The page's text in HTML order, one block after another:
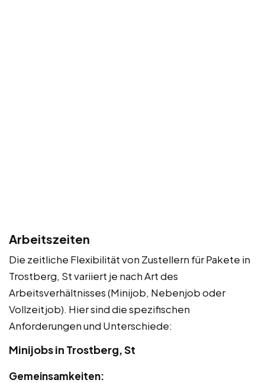
Arbeitszeiten
Die zeitliche Flexibilität von Zustellern für Pakete in
Trostberg, St variiert je nach Art des
Arbeitsverhältnisses (Minijob, Nebenjob oder
Vollzeitjob). Hier sind die spezifischen
Anforderungen und Unterschiede:
Minijobs in Trostberg, St
Gemeinsamkeiten: